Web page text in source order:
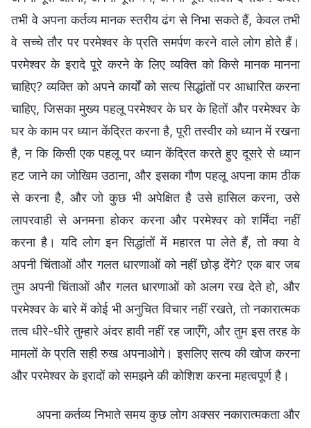
तभी वे अपना कर्तव्य मानक स्तरीय ढंग से निभा सकते हैं, केवल तभी
वे सच्चे तौर पर परमेश्वर के प्रति समर्पण करने वाले लोग होते हैं।
परमेश्वर के इरादे पूरे करने के लिए व्यक्ति को किसे मानक मानना
चाहिए? व्यक्ति को अपने कार्यों को सत्य सिद्धांतों पर आधारित करना
चाहिए, जिसका मुख्य पहलू परमेश्वर के घर के हितों और परमेश्वर के
घर के काम पर ध्यान केंद्रित करना है, पूरी तस्वीर को ध्यान में रखना
है, न कि किसी एक पहलू पर ध्यान केंद्रित करते हुए दूसरे से ध्यान
हट जाने का जोखिम उठाना, और इसका गौण पहलू अपना काम ठीक
से करना है, और जो कुछ भी अपेक्षित है उसे हासिल करना, उसे
लापरवाही से अनमना होकर करना और परमेश्वर को शर्मिंदा नहीं
करना है। यदि लोग इन सिद्धांतों में महारत पा लेते हैं, तो क्या वे
अपनी चिंताओं और गलत धारणाओं को नहीं छोड़ देंगे? एक बार जब
तुम अपनी चिंताओं और गलत धारणाओं को अलग रख देते हो, और
परमेश्वर के बारे में कोई भी अनुचित विचार नहीं रखते, तो नकारात्मक
तत्व धीरे-धीरे तुम्हारे अंदर हावी नहीं रह जाएँगे, और तुम इस तरह के
मामलों के प्रति सही रुख अपनाओगे। इसलिए सत्य की खोज करना
और परमेश्वर के इरादों को समझने की कोशिश करना महत्वपूर्ण है।
अपना कर्तव्य निभाते समय कुछ लोग अक्सर नकारात्मकता और